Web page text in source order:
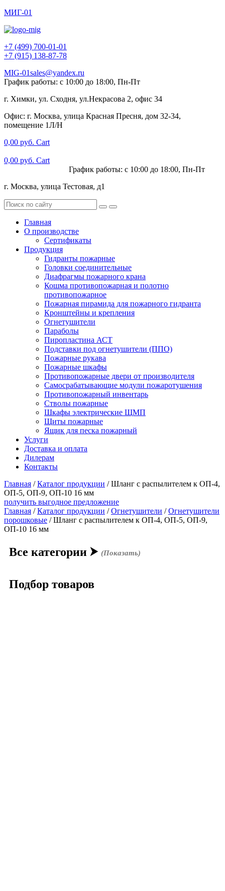
МИГ-01
+7 (499) 700-01-01
+7 (915) 138-87-78
MIG-01sales@yandex.ru
График работы: с 10:00 до 18:00, Пн-Пт
г. Химки, ул. Сходня, ул.Некрасова 2, офис 34
Офис: г. Москва, улица Красная Пресня, дом 32-34,
помещение 1Л/Н
0,00 руб. Cart
0,00 руб. Cart
График работы: с 10:00 до 18:00, Пн-Пт
г. Москва, улица Тестовая, д1
Главная
О производстве
Сертификаты
Продукция
Гидранты пожарные
Головки соединительные
Диафрагмы пожарного крана
Кошма противопожарная и полотно
противопожарное
Пожарная пирамида для пожарного гидранта
Кронштейны и крепления
Огнетушители
Параболы
Пиропластина АСТ
Подставки под огнетушители (ППО)
Пожарные рукава
Пожарные шкафы
Противопожарные двери от производителя
Самосрабатывающие модули пожаротушения
Противопожарный инвентарь
Стволы пожарные
Шкафы электрические ЩМП
Щиты пожарные
Ящик для песка пожарный
Услуги
Доставка и оплата
Дилерам
Контакты
Главная /Каталог продукции /Шланг с распылителем к ОП-4,
ОП-5, ОП-9, ОП-10 16 мм
получить выгодное предложение
Главная /Каталог продукции /Огнетушители /Огнетушители
порошковые / Шланг с распылителем к ОП-4, ОП-5, ОП-9,
ОП-10 16 мм
Все категории ⮞ (Показать)
Подбор товаров